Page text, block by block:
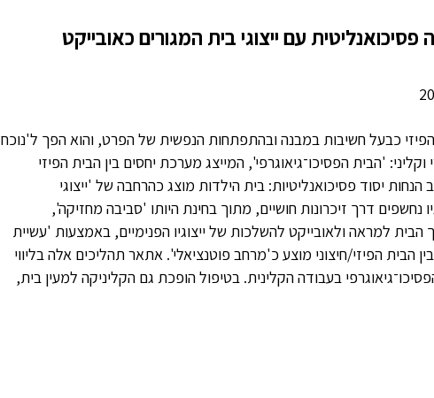
עם ייצוגי בית המגורים כאובייקט
הפיזי כבעל חשיבות במבנה ובהתפתחות הנפשית של הפרט, והוא הפך ל'נוכח
'הבית הפסיכו־גיאוגרפי', המייצג מערכת יחסים בין הבית הפיזי
הנחות יסוד פסיכואנליטיות: בית הילדות מוצג כהרחבה של 'ייצוגי
נחשפים דרך זיכרונות חושיים, מתוך בחינת היותו 'סביבה מחזיקה',
למראה ולאובייקט להשלכות של ייצוגיו הפנימיים, באמצעות 'עשיית
הבית הפיזי/חיצוני מוצע כ'מרחב פוטנציאלי'. אתאר תהליכים אלה בליווי
בעבודה הקלינית. בטיפול הופכת גם הקליניקה למעין בית,